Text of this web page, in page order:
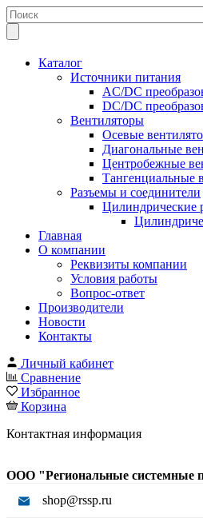
Каталог
Источники питания
AC/DC
DC/DC
Вентиляторы
Осевые
Диагональные
Центробежные
Тангенциальные
Разъемы и соединители
Цилиндрические
Главная
О компании
Реквизиты компании
Условия работы
Вопрос-ответ
Производители
Новости
Контакты
Личный кабинет
Сравнение
Избранное
Корзина
Контактная информация
ООО "Региональные системные
shop@rssp.ru